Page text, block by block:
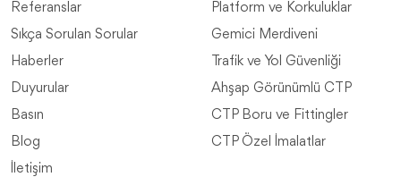
Referanslar
Sıkça Sorulan Sorular
Haberler
Duyurular
Basın
Blog
İletişim
​Platform ve Korkuluklar
​Gemici Merdiveni
​Trafik ve Yol Güvenliği
​Ahşap Görünümlü CTP
​CTP Boru ve Fittingler
​CTP Özel İmalatlar